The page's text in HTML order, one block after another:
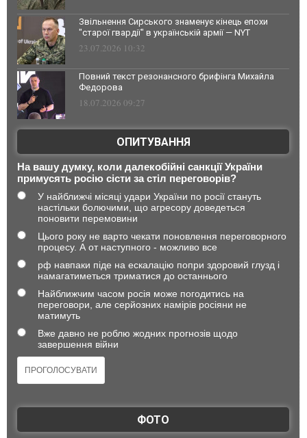
Звільнення Сирського знаменує кінець епохи
"старої гвардії" в українській армії — NYT
23.07.2026 10:32
Повний текст резонансного брифінга Михайла
Федорова
18.07.2026 09:27
ОПИТУВАННЯ
На вашу думку, коли далекобійні санкції України
примусять росію сісти за стіл переговорів?
У найближчі місяці удари України по росії стануть
настільки болючими, що агресору доведеться
поновити перемовини
Цього року не варто чекати поновлення переговорного
процесу. А от наступного - можливо все
рф навпаки піде на ескалацію попри здоровий глузд і
намагатиметься триматися до останнього
Найближчим часом росія може погодитись на
переговори, але серйозних намірів росіяни не
матимуть
Вже давно не роблю жодних прогнозів щодо
завершення війни
ФОТО